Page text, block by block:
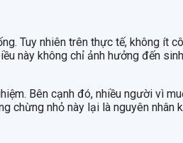
Tuy nhiên trên thực tế, không ít
này không chỉ ảnh hưởng đến
Bên cạnh đó, nhiều người vì
chừng nhỏ này lại là nguyên nhân